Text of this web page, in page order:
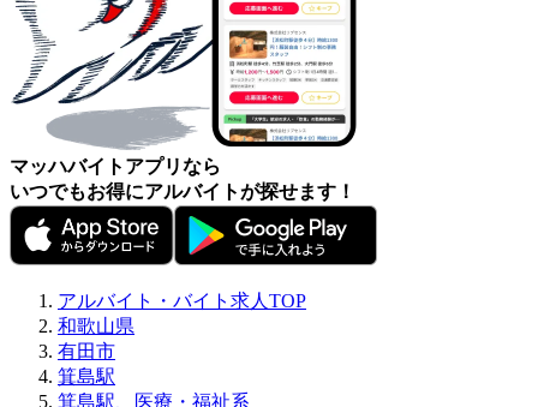
マッハバイトアプリなら
いつでもお得にアルバイトが探せます！
アルバイト・バイト求人TOP
和歌山県
有田市
箕島駅
箕島駅、医療・福祉系